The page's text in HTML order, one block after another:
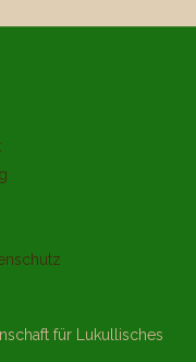
für Lukullisches